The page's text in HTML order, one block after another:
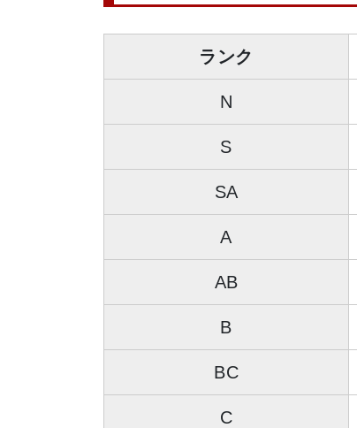
ランク
N
S
SA
A
AB
B
BC
C